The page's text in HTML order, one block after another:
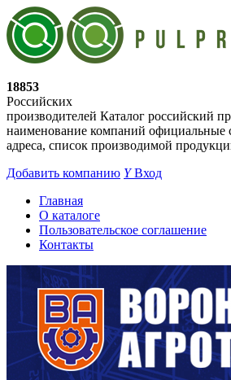
18853
Российских
производителей Каталог российский
наименование компаний официальные
адреса, список производимой
Добавить компанию YВход
Главная
О каталоге
Пользовательское соглашение
Контакты